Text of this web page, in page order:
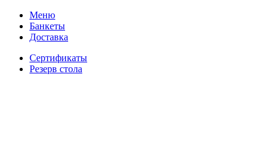
Меню
Банкеты
Доставка
Сертификаты
Резерв стола